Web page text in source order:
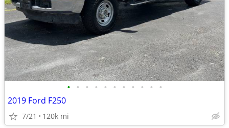
• • • • • • • • • • •
2019 Ford F250
7/21 120k mi